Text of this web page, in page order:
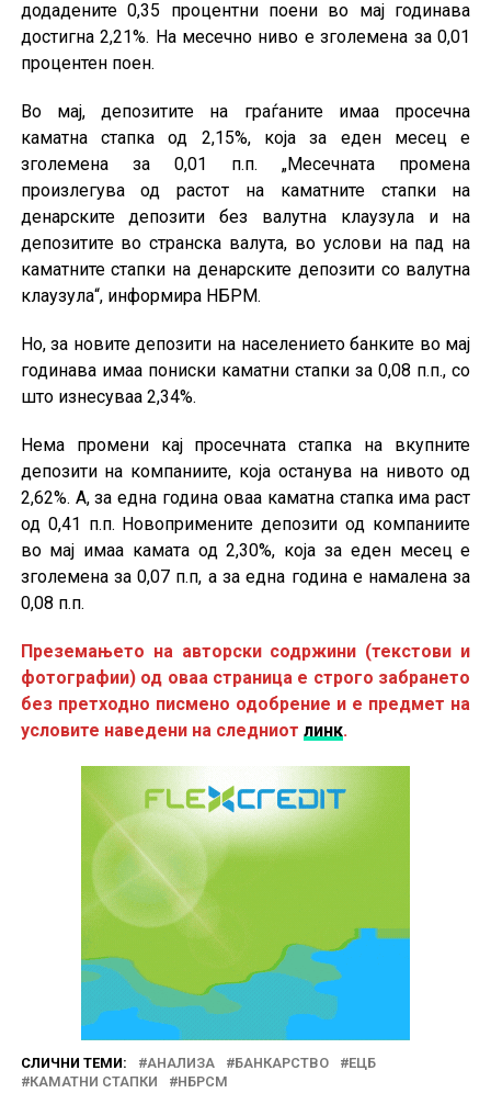
додадените 0,35 процентни поени во мај годинава
достигна 2,21%. На месечно ниво е зголемена за 0,01
процентен поен.
Во мај, депозитите на граѓаните имаа просечна
каматна стапка од 2,15%, која за еден месец е
зголемена за 0,01 п.п. „Месечната промена
произлегува од растот на каматните стапки на
денарските депозити без валутна клаузула и на
депозитите во странска валута, во услови на пад на
каматните стапки на денарските депозити со валутна
клаузула“, информира НБРМ.
Но, за новите депозити на населението банките во мај
годинава имаа пониски каматни стапки за 0,08 п.п., со
што изнесуваа 2,34%.
Нема промени кај просечната стапка на вкупните
депозити на компаниите, која останува на нивото од
2,62%. А, за една година оваа каматна стапка има раст
од 0,41 п.п. Новопримените депозити од компаниите
во мај имаа камата од 2,30%, која за еден месец е
зголемена за 0,07 п.п, а за една година е намалена за
0,08 п.п.
Преземањето на авторски содржини (текстови и
фотографии) од оваа страница е строго забрането
без претходно писмено одобрение и е предмет на
условите наведени на следниот линк.
СЛИЧНИ ТЕМИ: АНАЛИЗА БАНКАРСТВО
ЕЦБ
КАМАТНИ СТАПКИ
НБРСМ